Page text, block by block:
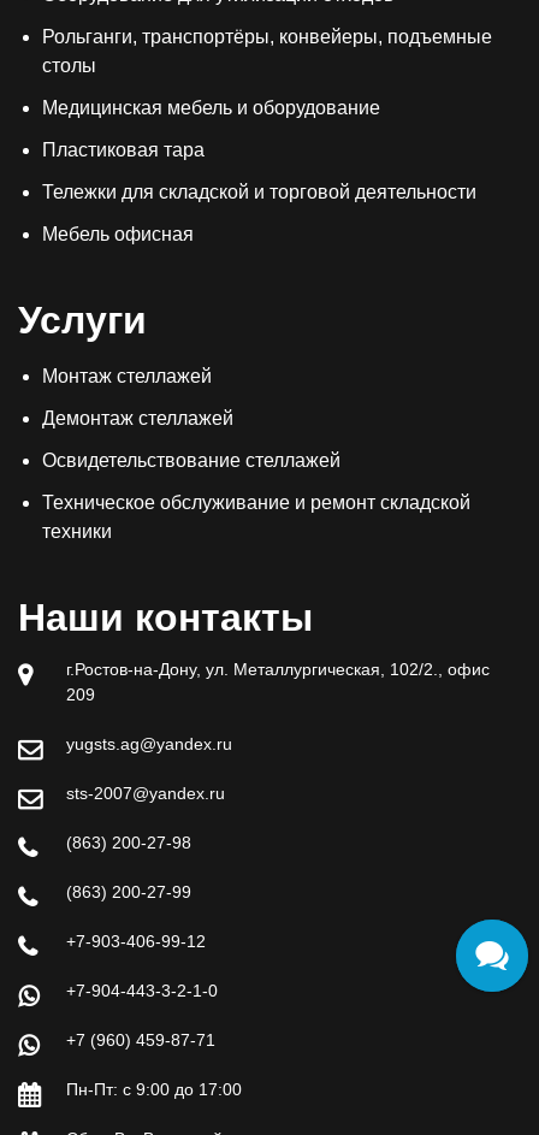
Рольганги, транспортёры, конвейеры, подъемные
столы
Медицинская мебель и оборудование
Пластиковая тара
Тележки для складской и торговой деятельности
Мебель офисная
Услуги
Монтаж стеллажей
Демонтаж стеллажей
Освидетельствование стеллажей
Техническое обслуживание и ремонт складской
техники
Наши контакты
г.Ростов-на-Дону, ул. Металлургическая, 102/2., офис
209
yugsts.ag@yandex.ru
sts-2007@yandex.ru
(863) 200-27-98
(863) 200-27-99
+7-903-406-99-12
+7-904-443-3-2-1-0
+7 (960) 459-87-71
Пн-Пт: с 9:00 до 17:00